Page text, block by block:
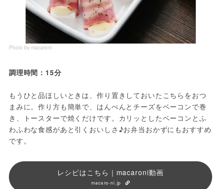
Photo by macaroni
調理時間：15分
もうひと品ほしいときは、作り置きしておいたこちらをおつ
まみに。作り方も簡単で、はんぺんとチーズをベーコンで巻
き、トースターで焼くだけです。カリッとしたベーコンとふ
わふわな食感があと引くおいしさ♪お弁当おかずにもおすすめ
です。
レシピはこちら｜macaroni動画
macaro-ni.jp